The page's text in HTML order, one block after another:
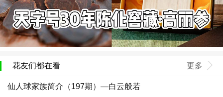
花友们都在看 更多
仙人球家族简介（197期）—白云般若